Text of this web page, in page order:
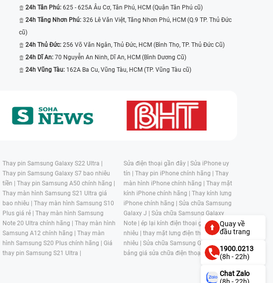
24h Tân Phú: 625 - 625A Âu Cơ, Tân Phú, HCM (Quận Tân Phú cũ)
24h Tăng Nhơn Phú: 326 Lê Văn Việt, Tăng Nhơn Phú, HCM (Q.9 TP. Thủ Đức
cũ)
24h Thủ Đức: 256 Võ Văn Ngân, Thủ Đức, HCM (Bình Thọ, TP. Thủ Đức Cũ)
24h Dĩ An: 70 Nguyễn An Ninh, Dĩ An, HCM (Bình Dương Cũ)
24h Vũng Tàu: 162A Ba Cu, Vũng Tàu, HCM (TP. Vũng Tàu cũ)
Thay pin Samsung Galaxy S22 Ultra |
Thay pin Samsung Galaxy S7 bao nhiêu
tiền | Thay pin Samsung A50 chính hãng |
Thay màn hình Samsung S21 Ultra giá
bao nhiêu | Thay màn hình Samsung S10
Plus giá rẻ | Thay màn hình Samsung
Note 20 Ultra chính hãng | Thay màn hình
Samsung A12 chính hãng | Thay màn
hình Samsung S20 Plus chính hãng | Giá
thay pin Samsung S21 Ultra |
Sửa điện thoại gần đây | Sửa iPhone uy
tín | Thay pin iPhone chính hãng | Thay
màn hình iPhone chính hãng | Thay mặt
kính iPhone chính hãng | Thay kính lưng
iPhone chính hãng | Sửa chữa Samsung
Galaxy J | Sửa chữa Samsung Galaxy
Note | ép lại kính điện thoại giá bao
nhiêu | thay mặt lưng điện thoại giá bao
nhiêu | Sửa chữa Samsung Galaxy S |
bảng giá sửa chữa điện thoại samsung |
Quay về
đầu trang
1900.0213
(8h - 22h)
Chat Zalo